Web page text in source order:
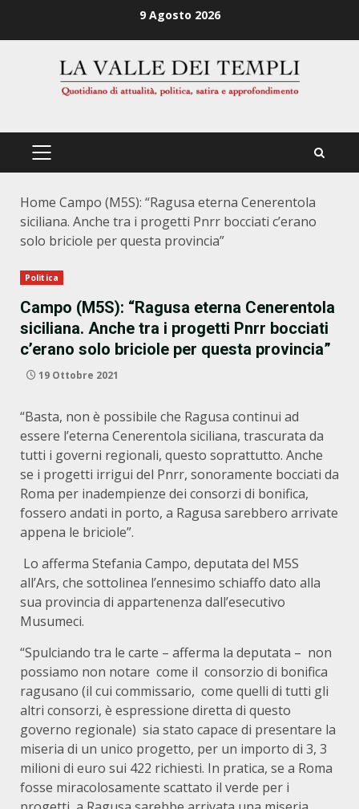
9 Agosto 2026
PRIMÄRES
Home Campo (M5S): “Ragusa eterna Cenerentola
siciliana. Anche tra i progetti Pnrr bocciati c’erano
solo briciole per questa provincia”
Politica
Campo (M5S): “Ragusa eterna Cenerentola
siciliana. Anche tra i progetti Pnrr bocciati
c’erano solo briciole per questa provincia”
19 Ottobre 2021
“Basta, non è possibile che Ragusa continui ad
essere l’eterna Cenerentola siciliana, trascurata da
tutti i governi regionali, questo soprattutto. Anche
se i progetti irrigui del Pnrr, sonoramente bocciati da
Roma per inadempienze dei consorzi di bonifica,
fossero andati in porto, a Ragusa sarebbero arrivate
appena le briciole”.
Lo afferma Stefania Campo, deputata del M5S
all’Ars, che sottolinea l’ennesimo schiaffo dato alla
sua provincia di appartenenza dall’esecutivo
Musumeci.
“Spulciando tra le carte – afferma la deputata – non
possiamo non notare come il consorzio di bonifica
ragusano (il cui commissario, come quelli di tutti gli
altri consorzi, è espressione diretta di questo
governo regionale) sia stato capace di presentare la
miseria di un unico progetto, per un importo di 3, 3
milioni di euro sui 422 richiesti. In pratica, se a Roma
fosse miracolosamente scattato il verde per i